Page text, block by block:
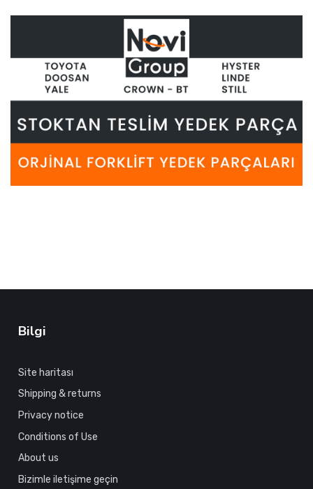
Bilgi
Site haritası
Shipping & returns
Privacy notice
Conditions of Use
About us
Bizimle iletişime geçin